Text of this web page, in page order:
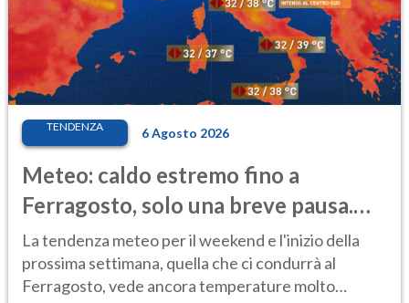
TENDENZA 6 Agosto 2026
Meteo: caldo estremo fino a
Ferragosto, solo una breve pausa.
Ecco dove
La tendenza meteo per il weekend e l'inizio della
prossima settimana, quella che ci condurrà al
Ferragosto, vede ancora temperature molto